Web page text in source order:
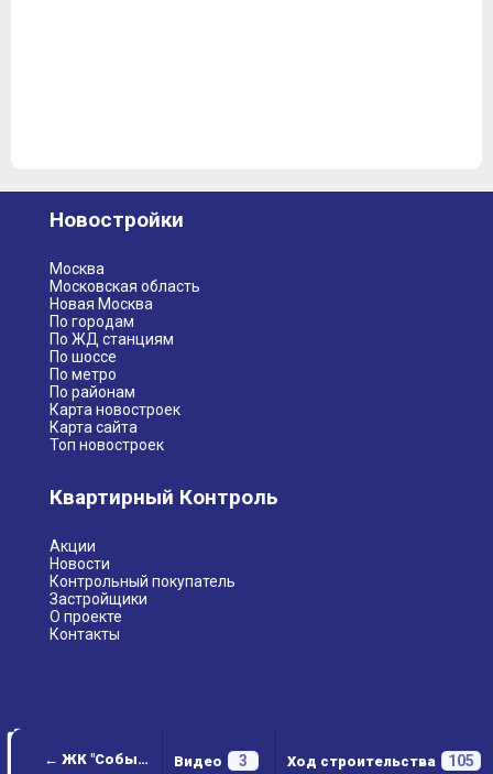
← ЖК "Событие" Видео 3 Ход строительства 105
Новостройки
Москва
Московская область
Новая Москва
По городам
По ЖД станциям
По шоссе
По метро
По районам
Карта новостроек
Карта сайта
Топ новостроек
Квартирный Контроль
Акции
Новости
Контрольный покупатель
Застройщики
О проекте
Контакты